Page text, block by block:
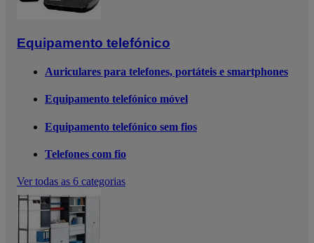
Equipamento telefónico
Auriculares para telefones, portáteis e smartphones
Equipamento telefónico móvel
Equipamento telefónico sem fios
Telefones com fio
Ver todas as 6 categorias